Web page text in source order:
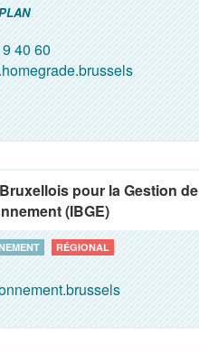
40 60
pour la Gestion de
(IBGE)
RÉGIONAL